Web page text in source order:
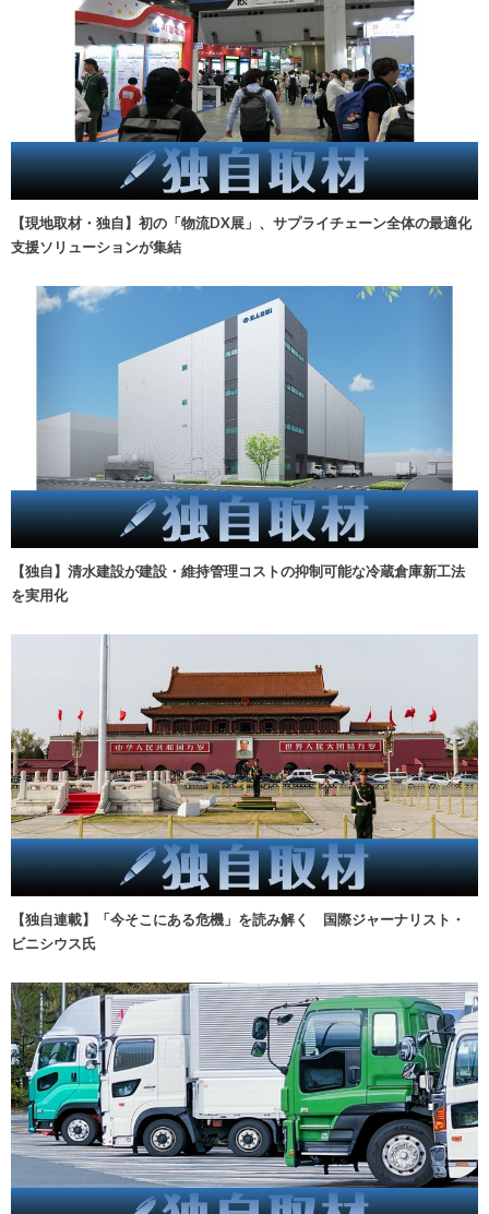
【現地取材・独自】初の「物流DX展」、サプライチェーン全体の最適化
支援ソリューションが集結
【独自】清水建設が建設・維持管理コストの抑制可能な冷蔵倉庫新工法
を実用化
【独自連載】「今そこにある危機」を読み解く 国際ジャーナリスト・
ビニシウス氏